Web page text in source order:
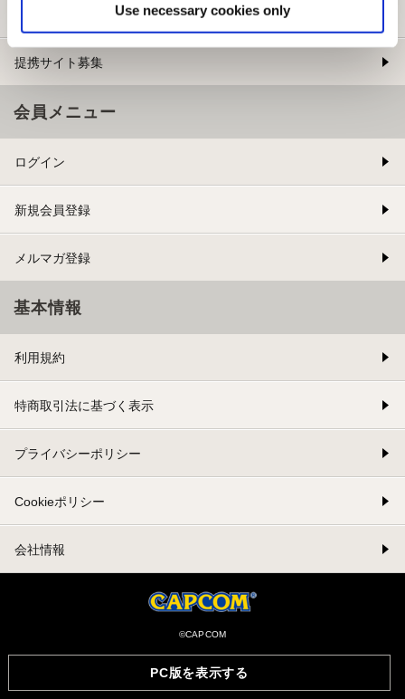
Use necessary cookies only
PC版を表示する
提携サイト募集
会員メニュー
ログイン
新規会員登録
メルマガ登録
基本情報
利用規約
特商取引法に基づく表示
プライバシーポリシー
Cookieポリシー
会社情報
©CAPCOM